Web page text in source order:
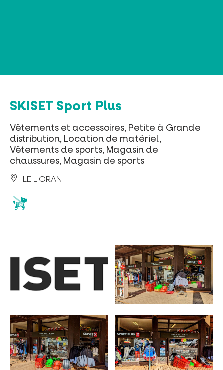
PLEINE NATURE
VISITES ET SAVOIR-FAIRE
SKISET Sport Plus
Vêtements et accessoires, Petite à Grande
distribution, Location de matériel,
Vêtements de sports, Magasin de
chaussures, Magasin de sports
LE LIORAN